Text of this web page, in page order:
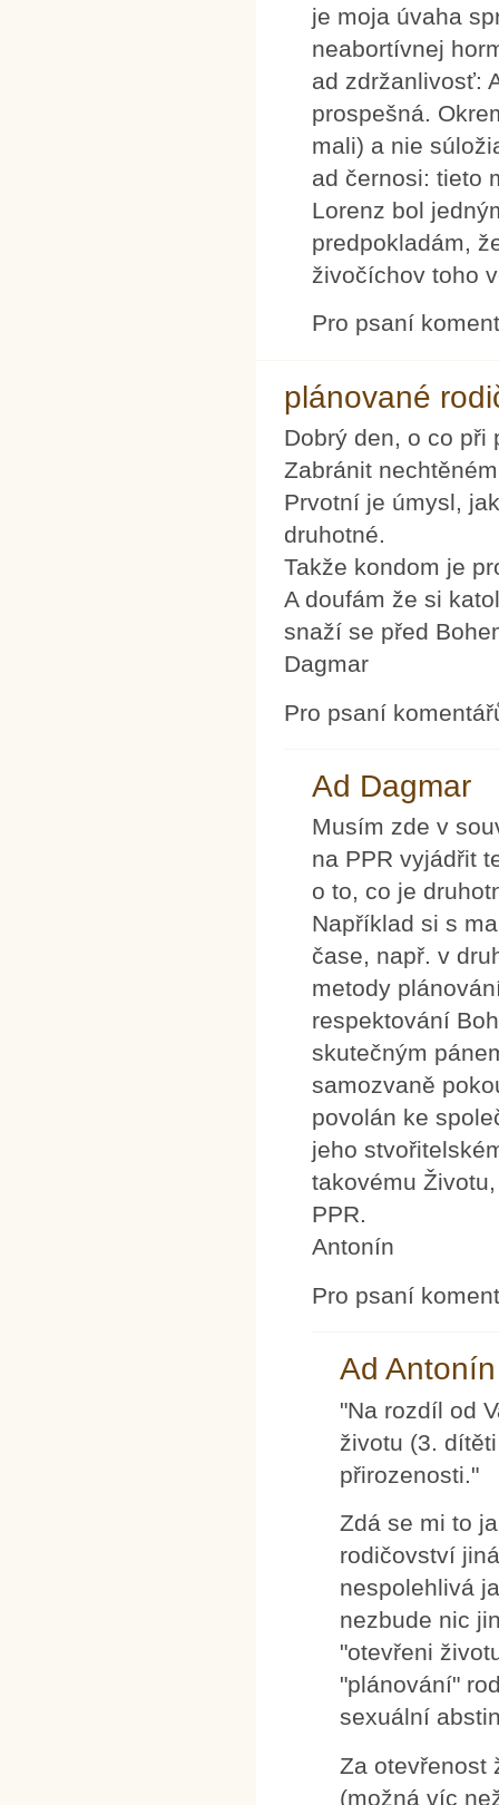
je moja úvaha
neabortívnej
ad zdržanlivosť:
prospešná.
mali) a nie
ad černosi: tieto
Lorenz bol
predpokladám,
živočíchov toho
Pro psaní
plánované
Dobrý den, o co při
Zabránit
Prvotní je úmysl,
druhotné.
Takže kondom je
A doufám že si
snaží se před
Dagmar
Pro psaní
Ad Dagmar
Musím zde v
na PPR vyjádřit
o to, co je
Například si s
čase, např. v
metody
respektování
skutečným
samozvaně
povolán ke
jeho
takovému
PPR.
Antonín
Pro psaní
Ad Antonín
"Na rozdíl od
životu (3.
přirozenosti."
Zdá se mi to
rodičovství
nespolehlivá
nezbude nic
"otevřeni
"plánování"
sexuální
Za otevřenost
(možná víc